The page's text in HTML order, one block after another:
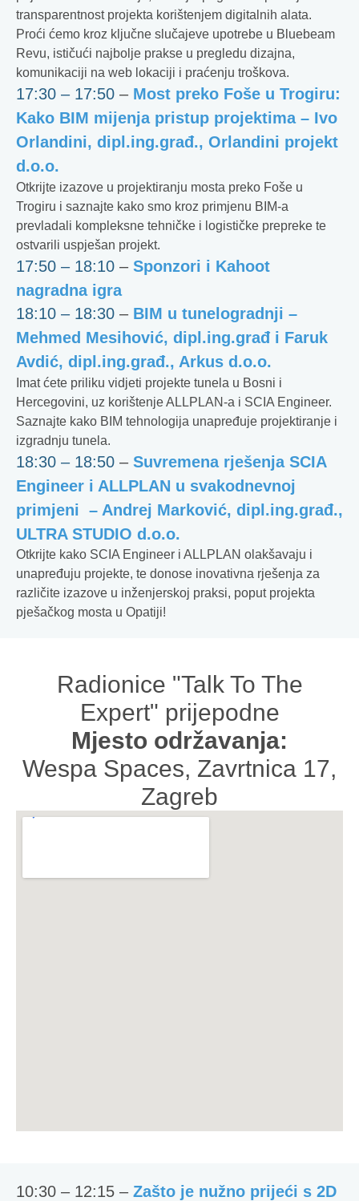
transparentnost projekta korištenjem digitalnih alata.
Proći ćemo kroz ključne slučajeve upotrebe u Bluebeam
Revu, ističući najbolje prakse u pregledu dizajna,
komunikaciji na web lokaciji i praćenju troškova.
17:30 – 17:50 – Most preko Foše u Trogiru:
Kako BIM mijenja pristup projektima – Ivo
Orlandini, dipl.ing.građ., Orlandini projekt
d.o.o.
Otkrijte izazove u projektiranju mosta preko Foše u
Trogiru i saznajte kako smo kroz primjenu BIM-a
prevladali kompleksne tehničke i logističke prepreke te
ostvarili uspješan projekt.
17:50 – 18:10 – Sponzori i Kahoot
nagradna igra
18:10 – 18:30 – BIM u tunelogradnji –
Mehmed Mesihović, dipl.ing.građ i Faruk
Avdić, dipl.ing.građ., Arkus d.o.o.
Imat ćete priliku vidjeti projekte tunela u Bosni i
Hercegovini, uz korištenje ALLPLAN-a i SCIA Engineer.
Saznajte kako BIM tehnologija unapređuje projektiranje i
izgradnju tunela.
18:30 – 18:50 – Suvremena rješenja SCIA
Engineer i ALLPLAN u svakodnevnoj
primjeni – Andrej Marković, dipl.ing.građ.,
ULTRA STUDIO d.o.o.
Otkrijte kako SCIA Engineer i ALLPLAN olakšavaju i
unapređuju projekte, te donose inovativna rješenja za
različite izazove u inženjerskoj praksi, poput projekta
pješačkog mosta u Opatiji!
Radionice "Talk To The
Expert" prijepodne
Mjesto održavanja:
Wespa Spaces, Zavrtnica 17,
Zagreb
10:30 – 12:15 – Zašto je nužno prijeći s 2D